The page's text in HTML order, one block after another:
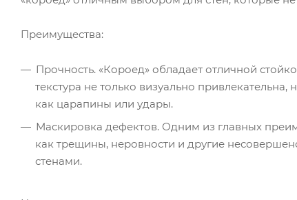
Преимущества:
Прочность. «Короед» обладает отличной
текстура не только визуально
как царапины или удары.
Маскировка дефектов. Одним из главных
как трещины, неровности и другие
стенами.